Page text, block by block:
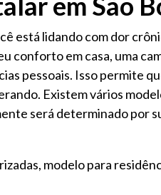
está lidando com dor
conforto em casa, uma
pessoais. Isso permite
Existem vários
será determinado por
modelo para